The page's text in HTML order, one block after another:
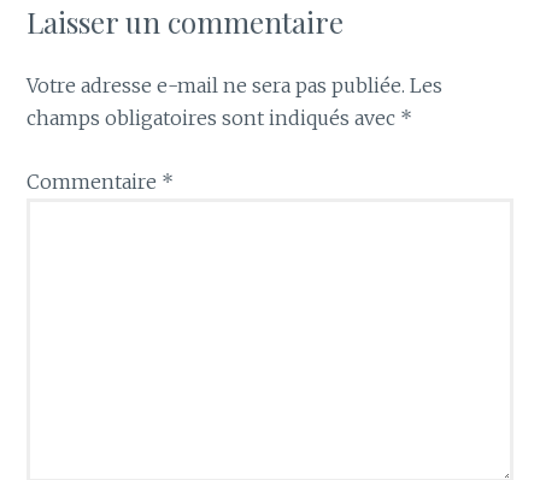
Laisser un commentaire
Votre adresse e-mail ne sera pas publiée. Les
champs obligatoires sont indiqués avec *
Commentaire *